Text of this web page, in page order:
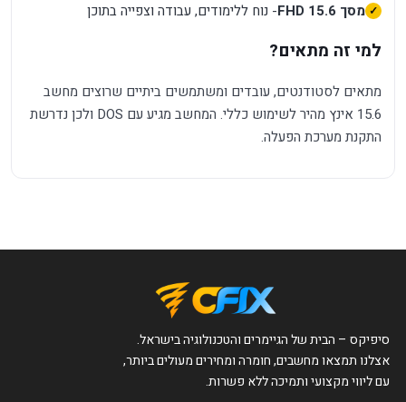
מסך 15.6 FHD
- נוח ללימודים, עבודה וצפייה בתוכן
למי זה מתאים?
מתאים לסטודנטים, עובדים ומשתמשים ביתיים שרוצים מחשב
15.6 אינץ מהיר לשימוש כללי. המחשב מגיע עם DOS ולכן נדרשת
התקנת מערכת הפעלה.
סיפיקס – הבית של הגיימרים והטכנולוגיה בישראל.
אצלנו תמצאו מחשבים, חומרה ומחירים מעולים ביותר,
עם ליווי מקצועי ותמיכה ללא פשרות.